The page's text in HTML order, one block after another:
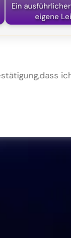
Ein
eigene